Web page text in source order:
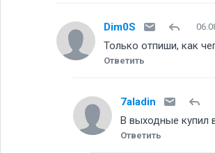
Dim0S
Только отпиши, как
Ответить
7aladin
В выходные купил
Ответить